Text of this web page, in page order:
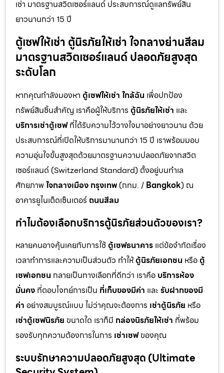
เช่า มาตรฐานสวิตเซอร์แลนด์ ประสบการณ์ดูแลทรัพย์สิน
ยาวนานกว่า 15 ปี
ตู้เซฟให้เช่า ตู้นิรภัยให้เช่า ใจกลางย่านสีลม
มาตรฐานสวิตเซอร์แลนด์ ปลอดภัยสูงสุด
ระดับโลก
หากคุณกำลังมองหา ตู้เซฟให้เช่า ใกล้ฉัน เพื่อปกป้อง
ทรัพย์สินชิ้นสำคัญ เราคือผู้ให้บริการ ตู้นิรภัยให้เช่า และ
บริการเช่าตู้เซฟที่ได้รับความไว้วางใจมาอย่างยาวนาน ด้วย
ประสบการณ์ที่เปิดให้บริการมานานกว่า 15 ปี เราพร้อมมอบ
ความอุ่นใจขั้นสูงสุดด้วยมาตรฐานความปลอดภัยจากสวิต
เซอร์แลนด์ (Switzerland Standard) ตั้งอยู่บนทำเล
ศักยภาพใจกลางเมือง กรุงเทพ(กทม. / Bangkok) ณ
อาคารยูไนเต็ดเซ็นเตอร์ ถนนสีลม
ทำไมต้องเลือกบริการตู้นิรภัยส่วนตัวของเรา?
หลายคนอาจคุ้นเคยกับการใช้ ตู้เซฟธนาคาร แต่ข้อจำกัดเรื่อง
เวลาทำการและความเป็นส่วนตัว ทำให้ตู้นิรภัยเอกชน หรือ ตู้
เซฟเอกชน กลายเป็นทางเลือกที่ดีกว่า เราคือ บริการห้อง
มั่นคง ที่ตอบโจทย์การเป็น ที่เก็บของมีค่า และ รับฝากของมี
ค่า อย่างสมบูรณ์แบบ ไม่ว่าคุณจะต้องการ เช่าตู้นิรภัย หรือ
เช่าตู้เซฟนิรภัย ขนาดใด เราก็มี กล่องนิรภัยให้เช่า ที่พร้อม
รองรับทุกความต้องการในการ เช่าเซฟของคุณ
ระบบรักษาความปลอดภัยสูงสุด (Ultimate